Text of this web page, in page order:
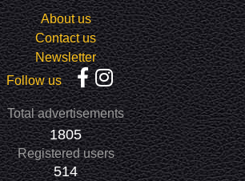
About us
Contact us
Newsletter
Follow us
Total advertisements
1805
Registered users
514